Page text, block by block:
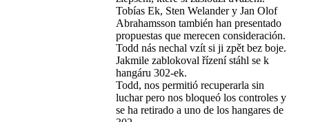
Tobías Ek, Sten Welander y Jan Olof
Abrahamsson también han presentado
propuestas que merecen consideración.
Todd nás nechal vzít si ji zpět bez boje.
Jakmile zablokoval řízení stáhl se k
hangáru 302-ek.
Todd, nos permitió recuperarla sin
luchar pero nos bloqueó los controles y
se ha retirado a uno de los hangares de